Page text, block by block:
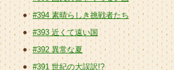
#394 素晴らしき挑戦者たち
#393 近くて遠い国
#392 異常な夏
#391 世紀の大誤訳!?